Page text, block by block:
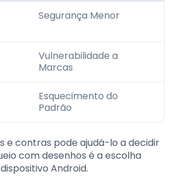
Segurança Menor
Vulnerabilidade a
Marcas
Esquecimento do
Padrão
e contras pode ajudá-lo a decidir
com desenhos é a escolha
Android.